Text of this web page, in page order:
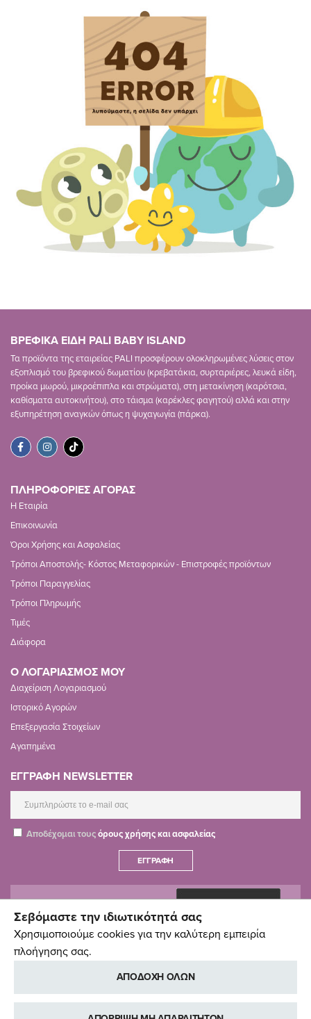
ΒΡΕΦΙΚΑ ΕΙΔΗ PALI BABY ISLAND
Τα προϊόντα της εταιρείας PALI προσφέρουν ολοκληρωμένες λύσεις στον
εξοπλισμό του βρεφικού δωματίου (κρεβατάκια, συρταριέρες, λευκά είδη,
προίκα μωρού, μικροέπιπλα και στρώματα), στη μετακίνηση (καρότσια,
καθίσματα αυτοκινήτου), στο τάισμα (καρέκλες φαγητού) αλλά και στην
εξυπηρέτηση αναγκών όπως η ψυχαγωγία (πάρκα).
ΠΛΗΡΟΦΟΡΙΕΣ ΑΓΟΡΑΣ
Η Εταιρία
Επικοινωνία
Όροι Χρήσης και Ασφαλείας
Τρόποι Αποστολής- Κόστος Μεταφορικών - Επιστροφές προϊόντων
Τρόποι Παραγγελίας
Τρόποι Πληρωμής
Τιμές
Διάφορα
Ο ΛΟΓΑΡΙΑΣΜΟΣ ΜΟΥ
Διαχείριση Λογαριασμού
Ιστορικό Αγορών
Επεξεργασία Στοιχείων
Αγαπημένα
ΕΓΓΡΑΦΗ NEWSLETTER
Αποδέχομαι τουςόρους χρήσης και ασφαλείας
ΕΓΓΡΑΦΉ
Σεβόμαστε την ιδιωτικότητά σας
Χρησιμοποιούμε cookies για την καλύτερη εμπειρία
πλοήγησης σας.
ΑΠΟΔΟΧΗ ΟΛΩΝ